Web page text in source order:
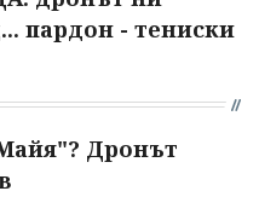
пардон - тениски
Дронът